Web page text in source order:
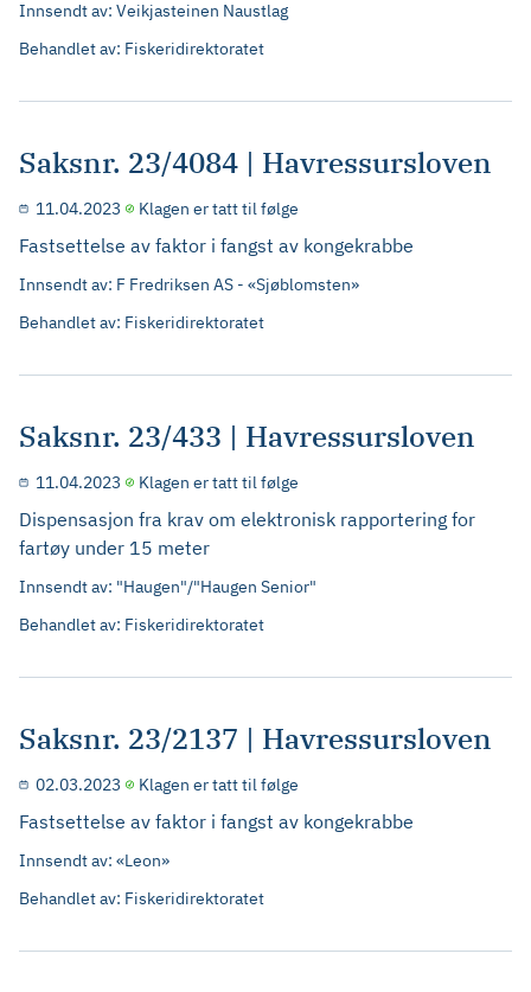
Innsendt av: Veikjasteinen Naustlag
Behandlet av: Fiskeridirektoratet
Saksnr. 23/4084 | Havressursloven
11.04.2023 Klagen er tatt til følge
Fastsettelse av faktor i fangst av kongekrabbe
Innsendt av: F Fredriksen AS - «Sjøblomsten»
Behandlet av: Fiskeridirektoratet
Saksnr. 23/433 | Havressursloven
11.04.2023 Klagen er tatt til følge
Dispensasjon fra krav om elektronisk rapportering for
fartøy under 15 meter
Innsendt av: "Haugen"/"Haugen Senior"
Behandlet av: Fiskeridirektoratet
Saksnr. 23/2137 | Havressursloven
02.03.2023 Klagen er tatt til følge
Fastsettelse av faktor i fangst av kongekrabbe
Innsendt av: «Leon»
Behandlet av: Fiskeridirektoratet